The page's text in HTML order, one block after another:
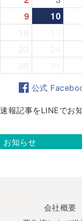
9
10
16
23
30
公式
速報記事をLINEでお
お知らせ
会社概要